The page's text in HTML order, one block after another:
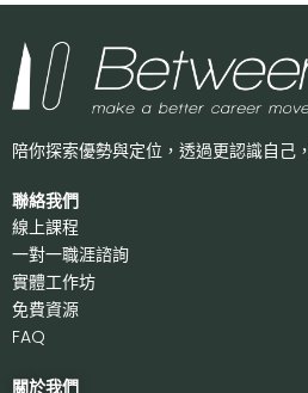
陪你探索優勢與定位，透過更認識自己，
聯絡我們
線上課程
一對一職涯諮詢
實體工作坊
免費資源
FAQ
關於我們